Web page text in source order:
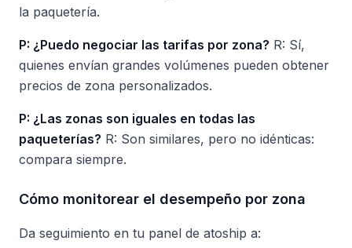
la paquetería.
P: ¿Puedo negociar las tarifas por zona? R: Sí,
quienes envían grandes volúmenes pueden obtener
precios de zona personalizados.
P: ¿Las zonas son iguales en todas las
paqueterías? R: Son similares, pero no idénticas:
compara siempre.
Cómo monitorear el desempeño por zona
Da seguimiento en tu panel de atoship a: